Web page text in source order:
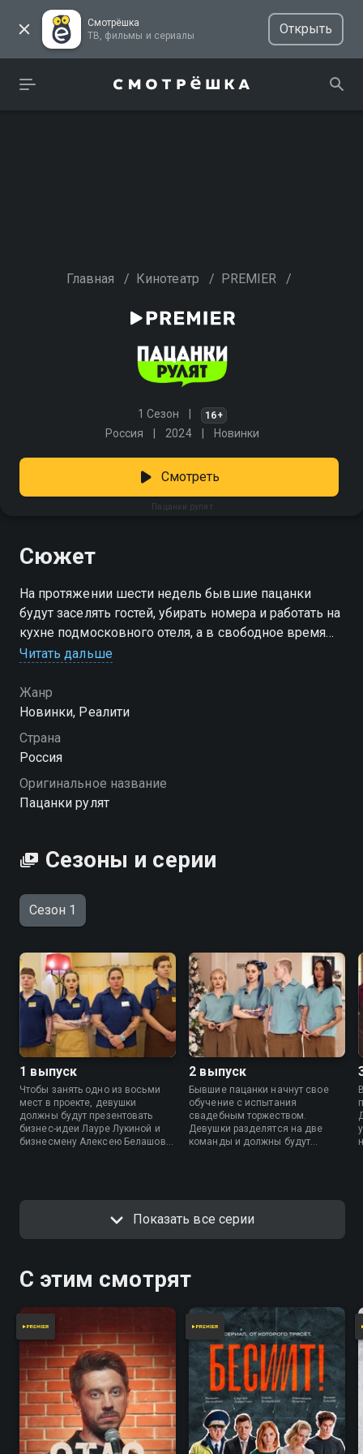
Смотрёшка
ТВ, фильмы и сериалы
Открыть
Главная / Кинотеатр / PREMIER /
1 Сезон 16+
Россия 2024 Новинки
Пацанки рулят
Смотреть
Сюжет
На протяжении шести недель бывшие пацанки
будут заселять гостей, убирать номера и работать на
кухне подмосковного отеля, а в свободное время
обучаться предпринимательской деятельности.
плаву и чем закончится эксперимент по
превращению пацанок в бизнес-леди?
Читать дальше
Жанр
Новинки, Реалити
Страна
Россия
Оригинальное название
Пацанки рулят
Сезоны и серии
Сезон 1
1 выпуск
Чтобы занять одно из восьми
мест в проекте, девушки
должны будут презентовать
бизнес-идеи Лауре Лукиной и
бизнесмену Алексею Белашову.
мечту.
2 выпуск
Бывшие пацанки начнут свое
обучение с испытания
свадебным торжеством.
Девушки разделятся на две
команды и должны будут
старорусском стиле?
Показать все серии
С этим смотрят